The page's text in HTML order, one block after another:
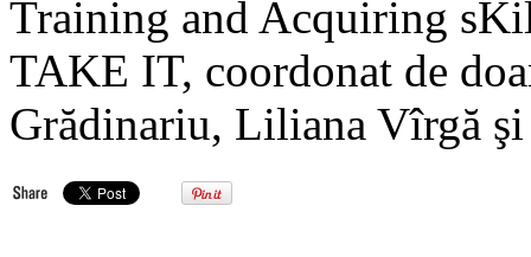
Training and Acquiring
TAKE IT, coordonat de
Grădinariu, Liliana Vîrgă